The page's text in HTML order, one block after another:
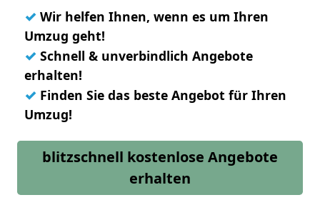
✓ Wir helfen Ihnen, wenn es um Ihren
Umzug geht!
✓ Schnell & unverbindlich Angebote
erhalten!
✓ Finden Sie das beste Angebot für Ihren
Umzug!
blitzschnell kostenlose Angebote
erhalten